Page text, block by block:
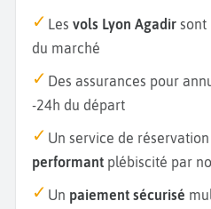
Les vols Lyon Agadir sont
du marché
Des assurances pour
-24h du départ
Un service de
performant plébiscité par
Un paiement sécurisé